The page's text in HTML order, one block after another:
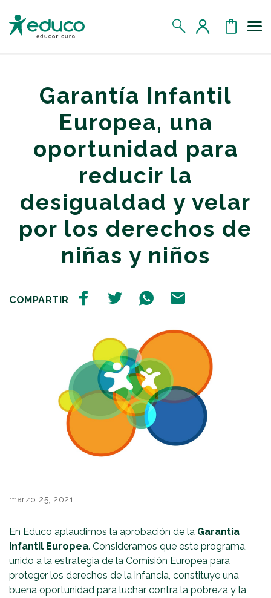
MIS APADRINADOS
MIS RETOS SOLIDARIOS
Garantía Infantil
Europea, una
oportunidad para
reducir la
desigualdad y velar
por los derechos de
niñas y niños
COMPARTIR
marzo 25, 2021
En Educo aplaudimos la aprobación de la Garantía
Infantil Europea. Consideramos que este programa,
unido a la estrategia de la Comisión Europea para
proteger los derechos de la infancia, constituye una
buena oportunidad para luchar contra la pobreza y la